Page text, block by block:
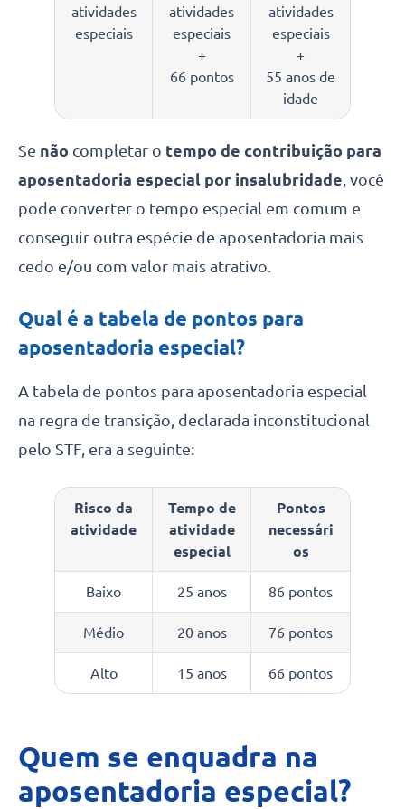
atividades
especiais
atividades
especiais
+
66 pontos
atividades
especiais
+
55 anos de
idade
Se não completar o tempo de contribuição para
aposentadoria especial por insalubridade, você
pode converter o tempo especial em comum e
conseguir outra espécie de aposentadoria mais
cedo e/ou com valor mais atrativo.
Qual é a tabela de pontos para
aposentadoria especial?
A tabela de pontos para aposentadoria especial
na regra de transição, declarada inconstitucional
pelo STF, era a seguinte:
Risco da
atividade
Tempo de
atividade
especial
Pontos
necessári
os
Baixo 25 anos 86 pontos
Médio 20 anos 76 pontos
Alto 15 anos 66 pontos
Quem se enquadra na
aposentadoria especial?